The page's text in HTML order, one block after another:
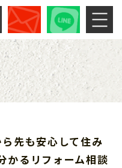
先も安心して住み
かるリフォーム相談